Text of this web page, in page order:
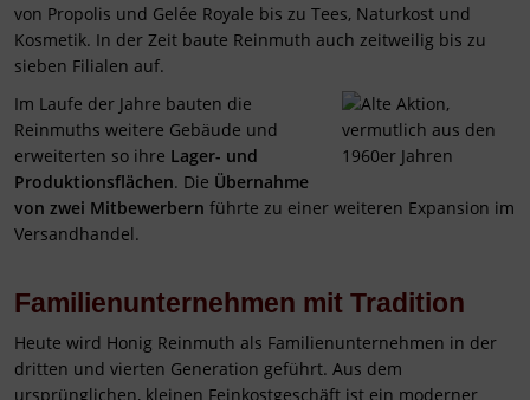
von Propolis und Gelée Royale bis zu Tees, Naturkost und
Kosmetik. In der Zeit baute Reinmuth auch zeitweilig bis zu
sieben Filialen auf.
Im Laufe der Jahre bauten die
Reinmuths weitere Gebäude und
erweiterten so ihre Lager- und
Produktionsflächen. Die Übernahme
von zwei Mitbewerbern führte zu einer weiteren Expansion im
Versandhandel.
Familienunternehmen mit Tradition
Heute wird Honig Reinmuth als Familienunternehmen in der
dritten und vierten Generation geführt. Aus dem
ursprünglichen, kleinen Feinkostgeschäft ist ein moderner